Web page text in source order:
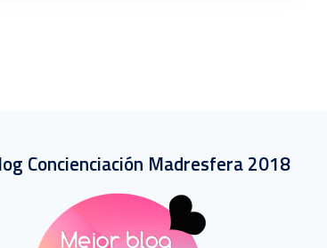
Concienciación Madresfera 2018